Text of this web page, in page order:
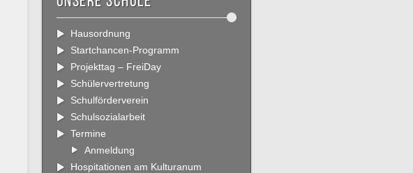
Hausordnung
Startchancen-Programm
Projekttag – FreiDay
Schülervertretung
Schulförderverein
Schulsozialarbeit
Termine
Anmeldung
Hospitationen am Kulturanum